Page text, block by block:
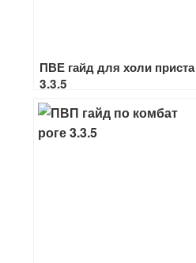
ПВЕ гайд для холи приста
3.3.5